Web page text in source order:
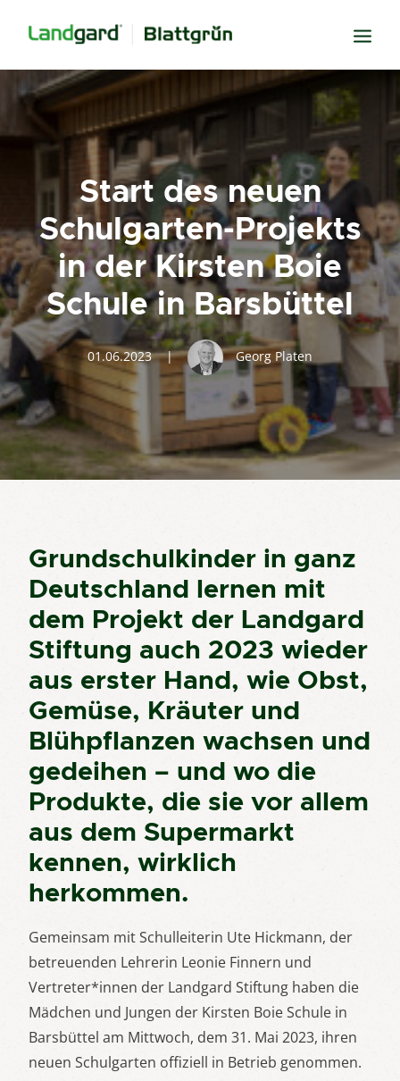
Neugier
Inspiration
Verbundenheit
Transparenz
Freude
Erfolg
Miteinander
Wissen
Suche
Start des neuen
Schulgarten-Projekts
in der Kirsten Boie
Schule in Barsbüttel
01.06.2023 | Georg Platen
Grundschulkinder in ganz
Deutschland lernen mit
dem Projekt der Landgard
Stiftung auch 2023 wieder
aus erster Hand, wie Obst,
Gemüse, Kräuter und
Blühpflanzen wachsen und
gedeihen – und wo die
Produkte, die sie vor allem
aus dem Supermarkt
kennen, wirklich
herkommen.
Gemeinsam mit Schulleiterin Ute Hickmann, der
betreuenden Lehrerin Leonie Finnern und
Vertreter*innen der Landgard Stiftung haben die
Mädchen und Jungen der Kirsten Boie Schule in
Barsbüttel am Mittwoch, dem 31. Mai 2023, ihren
neuen Schulgarten offiziell in Betrieb genommen.